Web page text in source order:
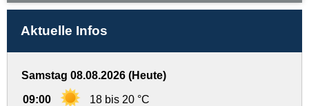
Aktuelle Infos
Samstag 08.08.2026 (Heute)
09:00 18 bis 20 °C